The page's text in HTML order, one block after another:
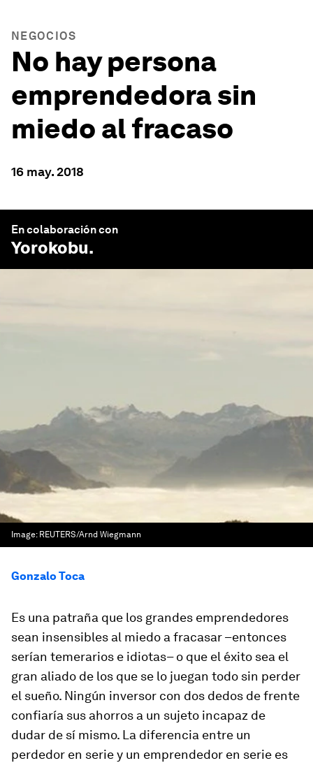
NEGOCIOS
No hay persona
emprendedora sin
miedo al fracaso
16 may. 2018
En colaboración con
Yorokobu.
Image: REUTERS/Arnd Wiegmann
Gonzalo Toca
Es una patraña que los grandes emprendedores
sean insensibles al miedo a fracasar –entonces
serían temerarios e idiotas– o que el éxito sea el
gran aliado de los que se lo juegan todo sin perder
el sueño. Ningún inversor con dos dedos de frente
confiaría sus ahorros a un sujeto incapaz de
dudar de sí mismo. La diferencia entre un
perdedor en serie y un emprendedor en serie es